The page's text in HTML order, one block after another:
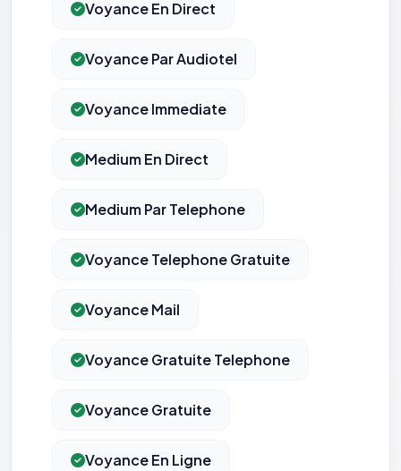
Voyance En Direct
Voyance Par Audiotel
Voyance Immediate
Medium En Direct
Medium Par Telephone
Voyance Telephone Gratuite
Voyance Mail
Voyance Gratuite Telephone
Voyance Gratuite
Voyance En Ligne